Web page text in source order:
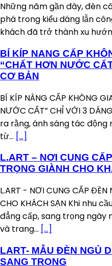
Những năm gần đây, đèn
phá trong kiểu dáng lẫn
khách đã trở thành xu
BÍ KÍP NANG CẤP
“CHẤT HƠN NƯỚC
CƠ BẢN
BÍ KÍP NÂNG CẤP KHÔNG
NƯỚC CẤT” CHỈ VỚI 3
ra rằng, ánh sáng tác
từ... […]
L.ART – NƠI CUNG
TRỌNG GIÀNH CHO
L.ART - NƠI CUNG CẤP ĐÈN
CHO KHÁCH SẠN Khi nhu
đẳng cấp, sang trọng
và trang... […]
LART- MẪU ĐÈN NGỦ
SANG TRỌNG